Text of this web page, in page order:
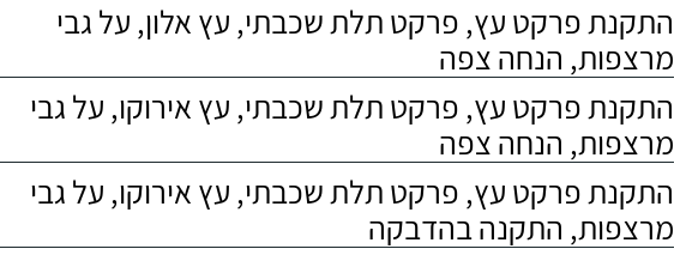
התקנת פרקט עץ, פרקט תלת שכבתי, עץ אלון, על גבי
מרצפות, הנחה צפה
התקנת פרקט עץ, פרקט תלת שכבתי, עץ אירוקו, על גבי
מרצפות, הנחה צפה
התקנת פרקט עץ, פרקט תלת שכבתי, עץ אירוקו, על גבי
מרצפות, התקנה בהדבקה